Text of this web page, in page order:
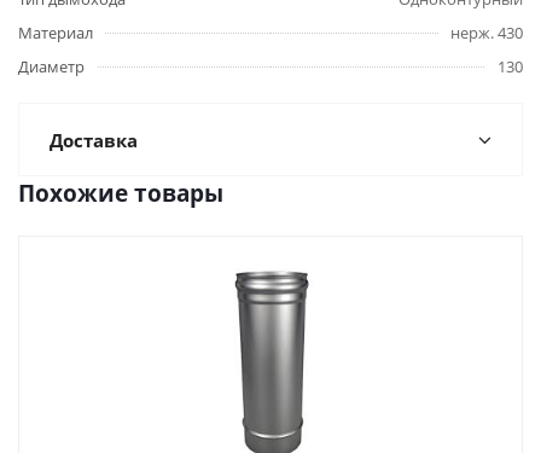
Материал
нерж. 430
Диаметр
130
Доставка
Похожие товары